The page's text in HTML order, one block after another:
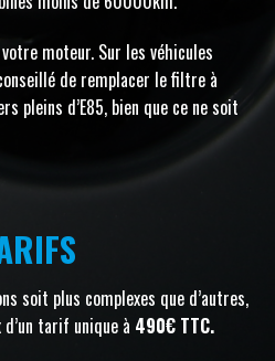
moteur. Sur les véhicules
de remplacer le filtre à
pleins d’E85, bien que ce ne soit
soit plus complexes que d’autres,
tarif unique à 490€ TTC.